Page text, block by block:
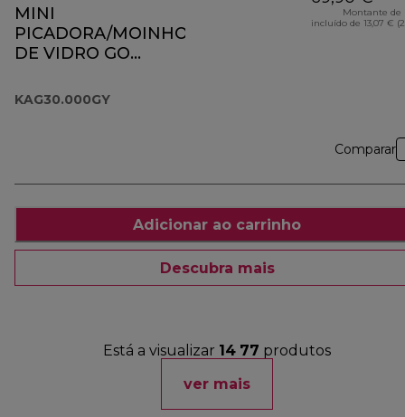
MINI
PICADORA/MOINHO
DE VIDRO GO
KAG30.000GY
KAG30.000GY
Montante de
incluído de 13,07 €
Comparar
Adicionar ao carrinho
Descubra mais
Está a visualizar 14 77 produtos
ver mais